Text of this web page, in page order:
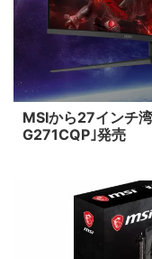
MSIから27インチ
G271CQP｣発売